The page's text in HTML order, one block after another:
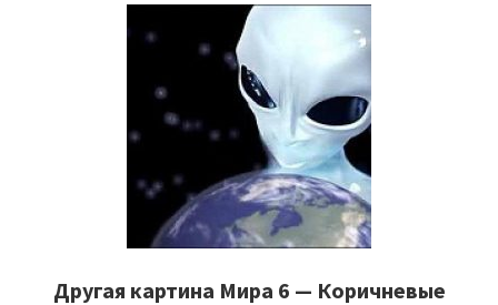
Другая картина Мира 6 — Коричневые